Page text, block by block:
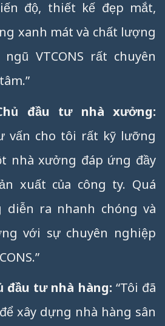
độ, thiết kế đẹp mắt,
xanh mát và chất lượng
VTCONS rất chuyên
đầu tư nhà xưởng:
vấn cho tôi rất kỹ lưỡng
nhà xưởng đáp ứng đầy
xuất của công ty. Quá
ra nhanh chóng và
với sự chuyên nghiệp
đầu tư nhà hàng: “Tôi đã
xây dựng nhà hàng sân